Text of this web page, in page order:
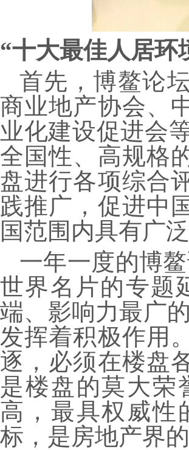
“十大最佳人居环
首先，博鳌论
商业地产协会、
业化建设促进会
全国性、高规格
盘进行各项综合
践推广，促进中
国范围内具有广
一年一度的博
世界名片的专题
端、影响力最广
发挥着积极作用
逐，必须在楼盘
是楼盘的莫大荣
高，最具权威性
标，是房地产界